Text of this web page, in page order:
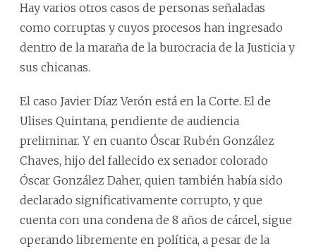
Hay varios otros casos de personas señaladas
como corruptas y cuyos procesos han ingresado
dentro de la maraña de la burocracia de la Justicia y
sus chicanas.
El caso Javier Díaz Verón está en la Corte. El de
Ulises Quintana, pendiente de audiencia
preliminar. Y en cuanto Óscar Rubén González
Chaves, hijo del fallecido ex senador colorado
Óscar González Daher, quien también había sido
declarado significativamente corrupto, y que
cuenta con una condena de 8 años de cárcel, sigue
operando libremente en política, a pesar de la